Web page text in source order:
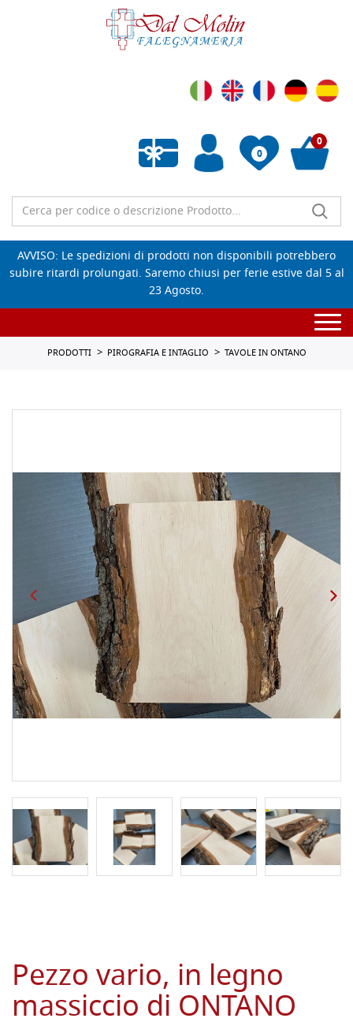
0
Wishlist vuota
0
AVVISO: Le spedizioni di prodotti non disponibili potrebbero
subire ritardi prolungati. Saremo chiusi per ferie estive dal 5 al
23 Agosto.
PRODOTTI PIROGRAFIA E INTAGLIO TAVOLE IN ONTANO
Pezzo vario, in legno
massiccio di ONTANO